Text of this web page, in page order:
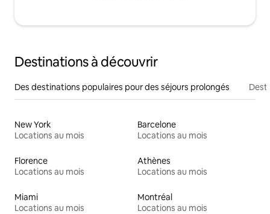
Destinations à découvrir
Des destinations populaires pour des séjours prolongés
New York
Locations au mois
Barcelone
Locations au mois
Florence
Locations au mois
Athènes
Locations au mois
Miami
Locations au mois
Montréal
Locations au mois